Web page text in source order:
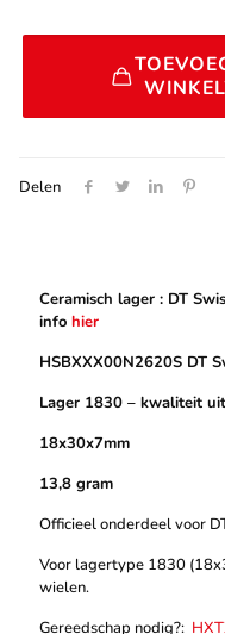
CERAMIC
HSBXXX00N2620S
Delen
Ceramisch lager : DT
info hier
HSBXXX00N2620S DT
Lager 1830 – kwaliteit
18x30x7mm
13,8 gram
Officieel onderdeel voor
Voor lagertype 1830
wielen.
Gereedschap nodig?: